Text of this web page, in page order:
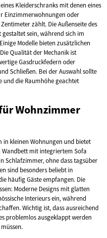
Kleiderschranks mit denen eines
Einzimmerwohnungen oder
zählt. Die Außenseite des
sein, während sich im
Modelle bieten zusätzlichen
Qualität der Mechanik ist
Gasdruckfedern oder
Schließen. Bei der Auswahl sollte
die Raumhöhe geachtet
Wohnzimmer
in kleinen Wohnungen und bietet
mit integriertem Sofa
Schlafzimmer, ohne dass tagsüber
sind besonders beliebt in
häufig Gäste empfangen. Die
Moderne Designs mit glatten
Interieurs ein, während
Wichtig ist, dass ausreichend
problemlos ausgeklappt werden